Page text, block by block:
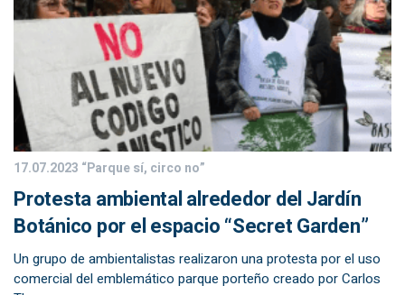
17.07.2023 “Parque sí, circo no”
Protesta ambiental alrededor del Jardín
Botánico por el espacio “Secret Garden”
Un grupo de ambientalistas realizaron una protesta por el uso
comercial del emblemático parque porteño creado por Carlos